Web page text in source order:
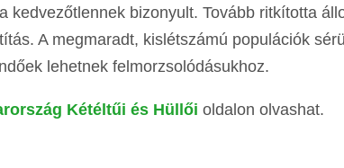
kedvezőtlennek bizonyult. Tovább ritkította
A megmaradt, kislétszámú populációk
lehetnek felmorzsolódásukhoz.
Kétéltűi és Hüllői oldalon olvashat.